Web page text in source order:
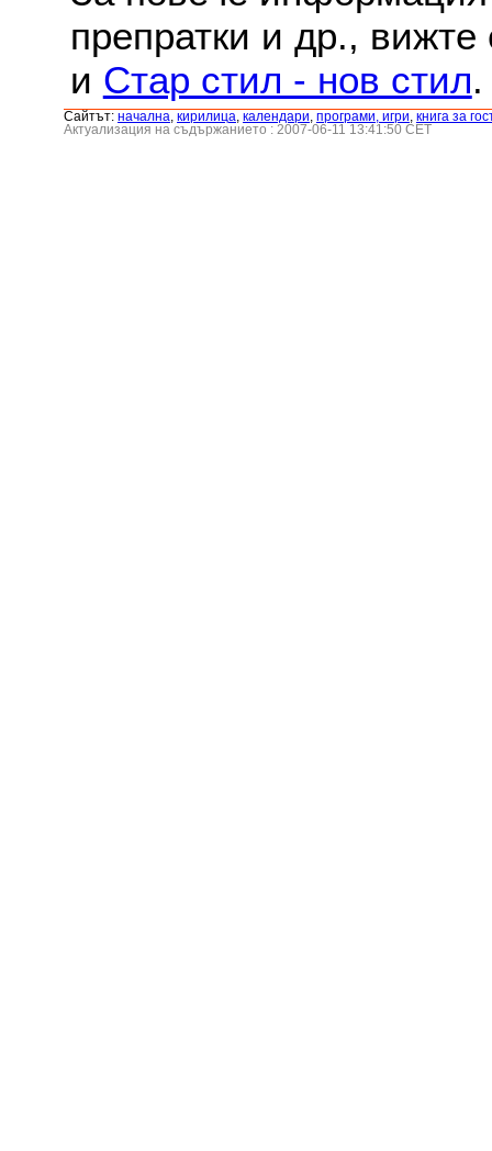
препратки и др.,
и Стар стил - нов стил.
Сайтът: началнa кирилица календари програми, игри книга за
Актуализация на съдържанието : 2007-06-11 13:41:50 CET